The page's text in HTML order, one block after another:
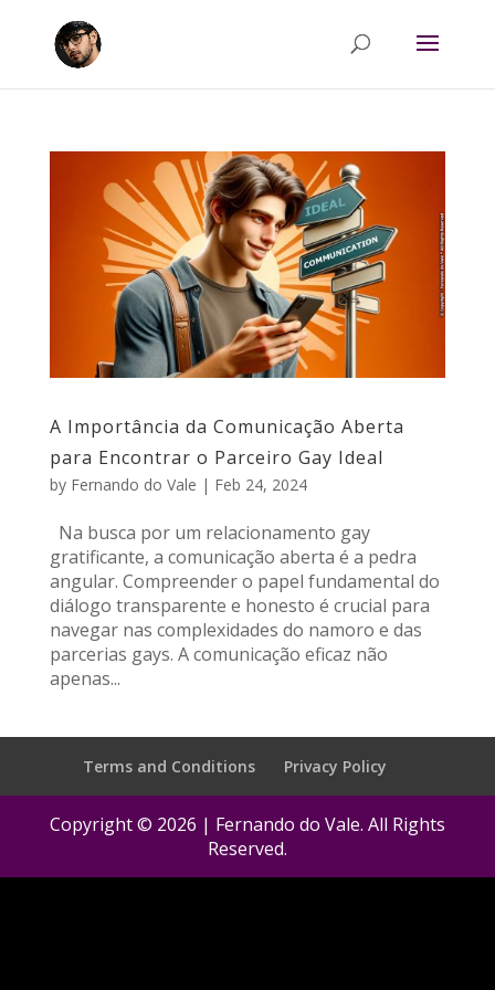
A Importância da Comunicação Aberta
para Encontrar o Parceiro Gay Ideal
by Fernando do Vale | Feb 24, 2024
Na busca por um relacionamento gay
gratificante, a comunicação aberta é a pedra
angular. Compreender o papel fundamental do
diálogo transparente e honesto é crucial para
navegar nas complexidades do namoro e das
parcerias gays. A comunicação eficaz não
apenas...
Terms and Conditions Privacy Policy
Copyright © 2026 | Fernando do Vale. All Rights
Reserved.